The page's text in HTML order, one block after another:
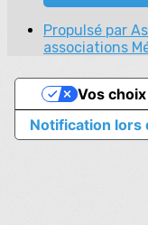
Propulsé par
associations
Notification lors
Vos